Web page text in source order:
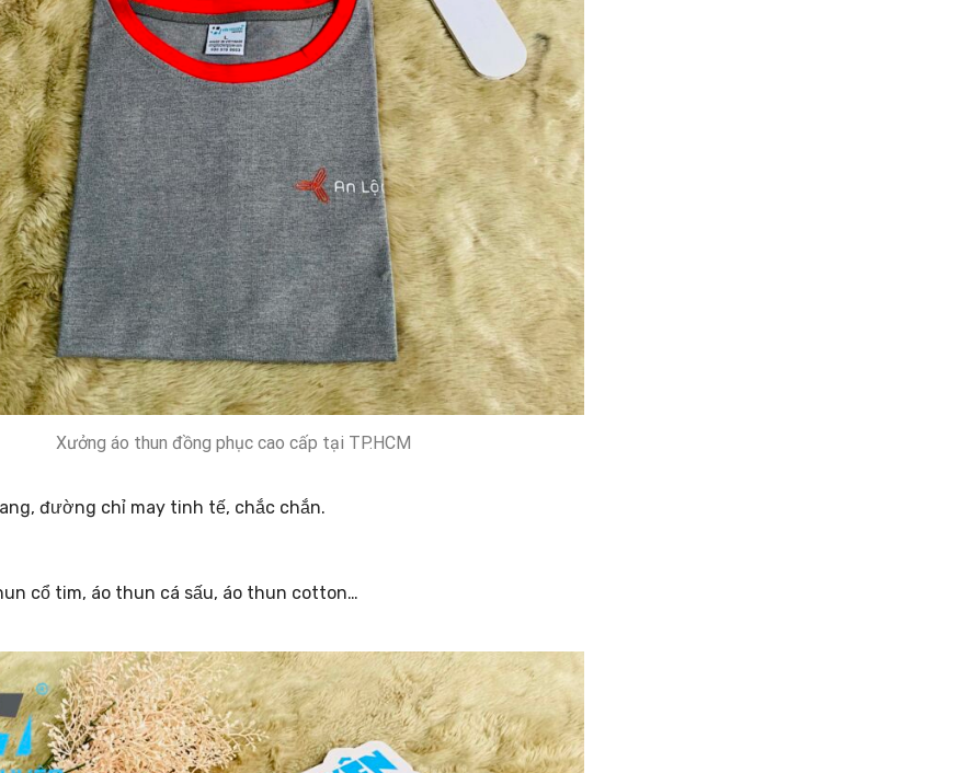
Xưởng áo thun đồng phục cao cấp tại TP.HCM
đường chỉ may tinh tế, chắc chắn.
cổ tim, áo thun cá sấu, áo thun cotton…